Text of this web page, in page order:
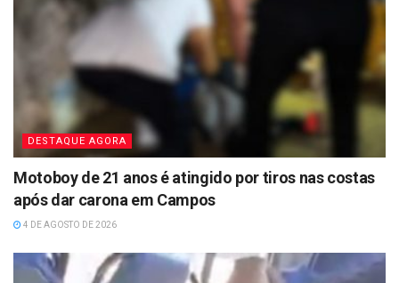
DESTAQUE AGORA
Motoboy de 21 anos é atingido por tiros nas costas
após dar carona em Campos
4 DE AGOSTO DE 2026